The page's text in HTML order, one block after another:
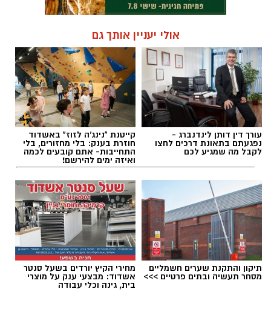
אולי יעניין אותך גם
עורך דין דותן לינדנברג -
נפגעתם בתאונת דרכים לחצו
לקבל מה שמגיע לכם
קייטנת "נינג'ה לזוז" באשדוד
חוזרת בענק: בלי מחזורים, בלי
התחייבות- אתם קובעים לכמה
ואיזה ימים להירשם!
תיקון והתקנת שערים חשמליים
מסחר תעשיה ובתים פרטיים >>>
מחירי הקיץ יורדים בשעל סנטר
אשדוד: מבצעי ענק על מוצרי
בית, גינה וכלי עבודה